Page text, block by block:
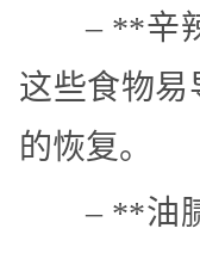
– **辛
这些食物
的恢复。
– **油